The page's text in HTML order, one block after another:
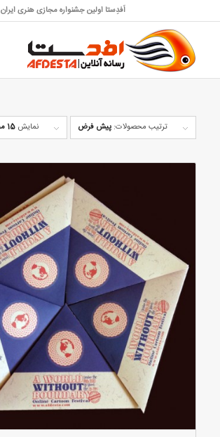
اَفدِستا اولین جشنواره مجازی هنری ایران
ترتیب محصولات: پیش فرض نمایش 15 محصول در هر صفحه